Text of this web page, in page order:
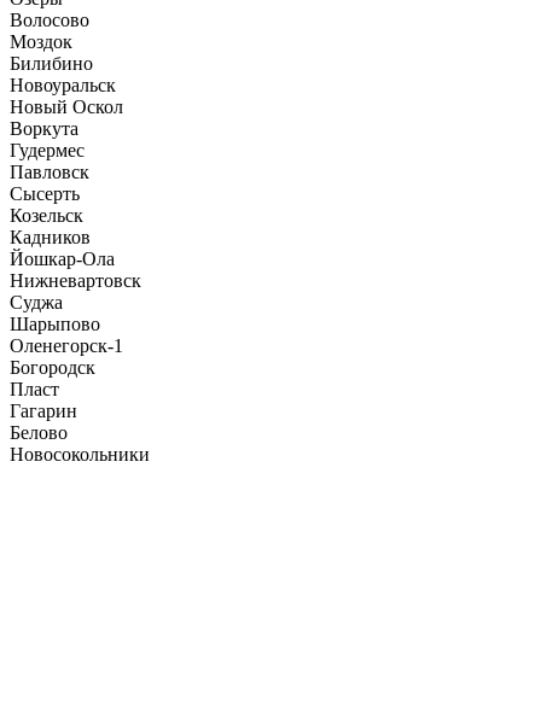
Волосово
Моздок
Билибино
Новоуральск
Новый Оскол
Воркута
Гудермес
Павловск
Сысерть
Козельск
Кадников
Йошкар-Ола
Нижневартовск
Суджа
Шарыпово
Оленегорск-1
Богородск
Пласт
Гагарин
Белово
Новосокольники